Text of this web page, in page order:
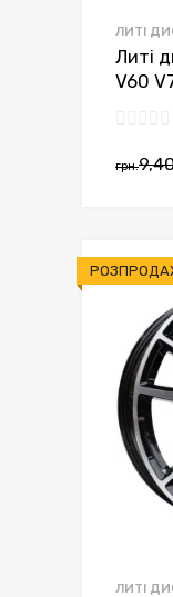
ЛИТІ
Литі
V60
грн.
ЛИТІ